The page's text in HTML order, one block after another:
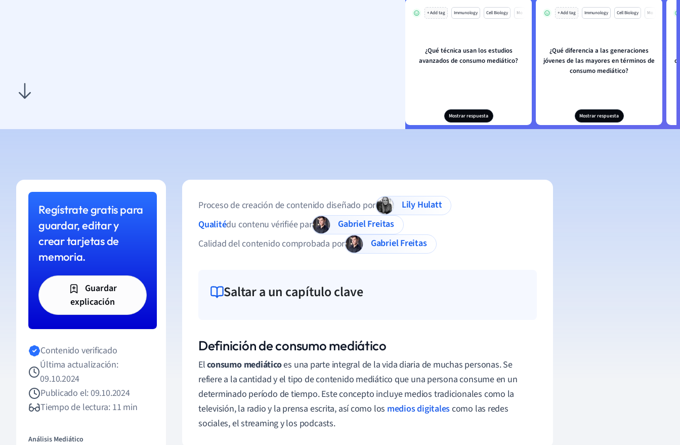
+ Add tag Immunology Cell Biology Mo
¿Qué técnica usan los estudios
avanzados de consumo mediático?
Mostrar respuesta
+ Add tag Immunology Cell Biology Mo
¿Qué diferencia a las generaciones
jóvenes de las mayores en términos de
consumo mediático?
Mostrar respuesta
Regístrate gratis para
guardar, editar y
crear tarjetas de
memoria.
Guardar
explicación
Contenido verificado
Última actualización:
09.10.2024
Publicado el: 09.10.2024
Tiempo de lectura: 11 min
Análisis Mediático
Proceso de creación de contenido diseñado por
Lily Hulatt
Qualitédu contenu vérifiée par
Gabriel Freitas
Calidad del contenido comprobada por
Gabriel Freitas
Saltar a un capítulo clave
Definición de consumo mediático
Elconsumo mediáticoes una parte integral de la vida diaria de muchas personas. Se
refiere a la cantidad y el tipo de contenido mediático que una persona consume en un
determinado período de tiempo. Este concepto incluye medios tradicionales como la
televisión, la radio y la prensa escrita, así como los medios digitalescomo las redes
sociales, el streaming y los podcasts.